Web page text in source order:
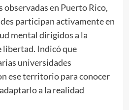
observadas en Puerto Rico,
participan activamente en
mental dirigidos a la
libertad. Indicó que
universidades
ese territorio para conocer
a la realidad